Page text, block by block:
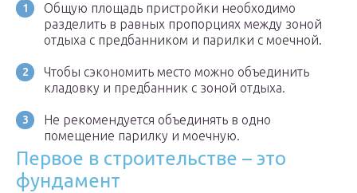
Общую площадь пристройки необходимо
разделить в равных пропорциях между зоной
отдыха с предбанником и парилки с моечной.
Чтобы сэкономить место можно объединить
кладовку и предбанник с зоной отдыха.
Не рекомендуется объединять в одно
помещение парилку и моечную.
Первое в строительстве – это
фундамент